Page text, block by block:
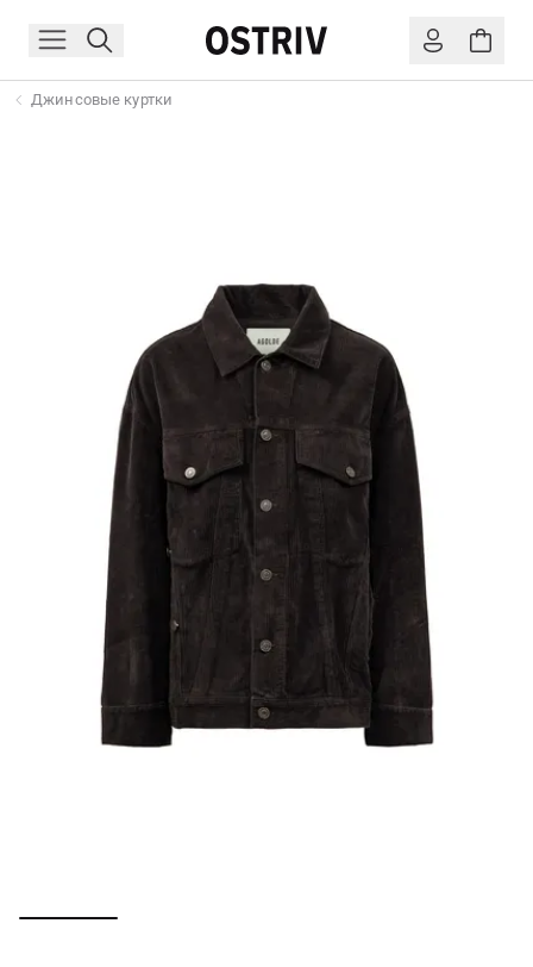
Джинсовые куртки